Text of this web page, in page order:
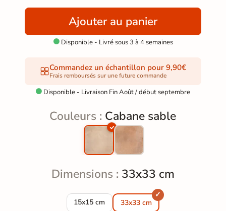
Ajouter au panier
Disponible - Livré sous 3 à 4 semaines
Commandez un échantillon pour 9,90€
Frais remboursés sur une future commande
 Disponible - Livraison Fin Août / début septembre
Couleurs : Cabane sable
Dimensions : 33x33 cm
15x15 cm
Carrelage sol traditionnel Taco Cabane sable
33x33 cm